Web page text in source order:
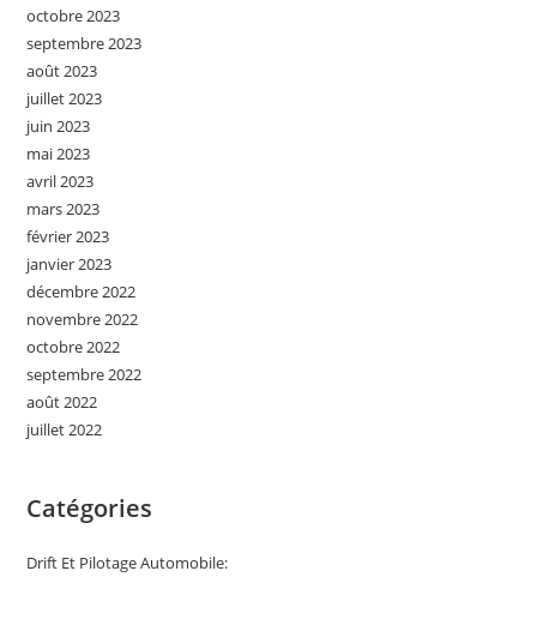
octobre 2023
septembre 2023
août 2023
juillet 2023
juin 2023
mai 2023
avril 2023
mars 2023
février 2023
janvier 2023
décembre 2022
novembre 2022
octobre 2022
septembre 2022
août 2022
juillet 2022
Catégories
Drift Et Pilotage Automobile: